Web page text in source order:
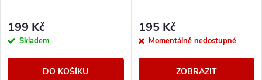
199 Kč
Skladem
DO KOŠÍKU
195 Kč
Momentálně nedostupné
ZOBRAZIT